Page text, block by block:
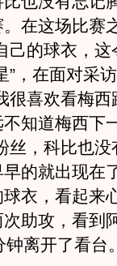
在这场比赛
己的球衣，
”，在面对采
很喜欢看梅
知道梅西下
丝，科比也
的就出现在
衣，看起来
助攻，看到
离开了看台